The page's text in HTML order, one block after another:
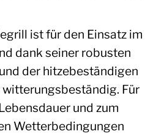
ist für den Einsatz im
dank seiner robusten
der hitzebeständigen
Für
und zum
Wetterbedingungen